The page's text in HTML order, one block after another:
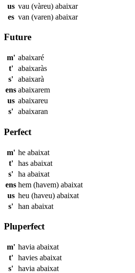
us vau (vàreu) abaixar
es van (varen) abaixar
Future
m' abaixaré
t'
abaixaràs
s' abaixarà
ens abaixarem
us abaixareu
s' abaixaran
Perfect
m' he abaixat
t'
has abaixat
s' ha abaixat
ens hem (havem) abaixat
us heu (haveu) abaixat
s' han abaixat
Pluperfect
m' havia abaixat
t'
havies abaixat
s' havia abaixat